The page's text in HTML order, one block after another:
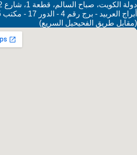
دولة الكويت، صباح السالم، قطعة 1، شارع 102
أبراج العربيد - برج رقم 4 - الدور 17 - مكتب 65
(مقابل طريق الفحيحيل السريع)